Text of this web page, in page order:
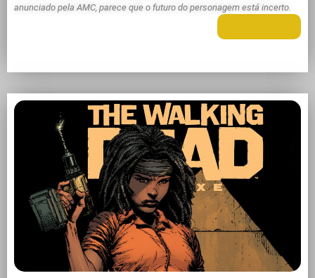
anunciado pela AMC, parece que o futuro do personagem está incerto.